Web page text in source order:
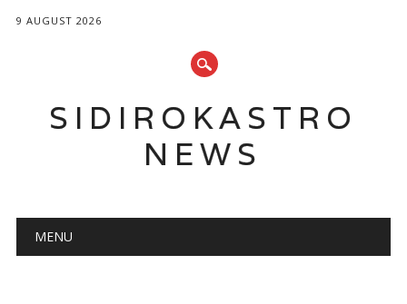
9 AUGUST 2026
SIDIROKASTRO
NEWS
Main menu
MENU